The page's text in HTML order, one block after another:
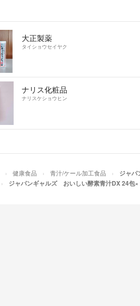
大正製薬
タイショウセイヤク
ナリス化粧品
ナリスケショウヒン
健康食品 青汁/ケール加工食品 ジャ
ジャパンギャルズ おいしい酵素青汁DX 24包×